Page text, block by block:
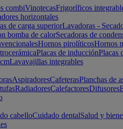
combiVinotecasFrigoríficos
horizontales
de carga superiorLavadoras -
bomba de calorSecadoras de
Hornos pirolíticosHornos
Placas de inducciónPlacas
Lavavajillas integrables
AspiradoresCafeterasPlanchas de
RadiadoresCalefactoresDifusores
cabelloCuidado dentalSalud y